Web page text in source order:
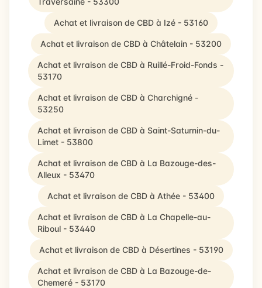
Achat et livraison de CBD à Izé - 53160
Achat et livraison de CBD à Châtelain - 53200
Achat et livraison de CBD à Ruillé-Froid-Fonds -
53170
Achat et livraison de CBD à Charchigné -
53250
Achat et livraison de CBD à Saint-Saturnin-du-
Limet - 53800
Achat et livraison de CBD à La Bazouge-des-
Alleux - 53470
Achat et livraison de CBD à Athée - 53400
Achat et livraison de CBD à La Chapelle-au-
Riboul - 53440
Achat et livraison de CBD à Désertines - 53190
Achat et livraison de CBD à La Bazouge-de-
Chemeré - 53170